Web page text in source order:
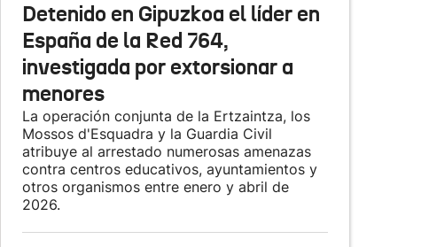
Detenido en Gipuzkoa el líder en
España de la Red 764,
investigada por extorsionar a
menores
La operación conjunta de la Ertzaintza, los
Mossos d'Esquadra y la Guardia Civil
atribuye al arrestado numerosas amenazas
contra centros educativos, ayuntamientos y
otros organismos entre enero y abril de
2026.